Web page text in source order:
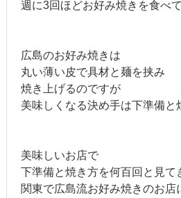
週に3回ほどお好み焼きを食べて
広島のお好み焼きは
丸い薄い皮で具材と麺を挟み
焼き上げるのですが
美味しくなる決め手は下準備と
美味しいお店で
下準備と焼き方を何百回と見て
関東で広島流お好み焼きのお店